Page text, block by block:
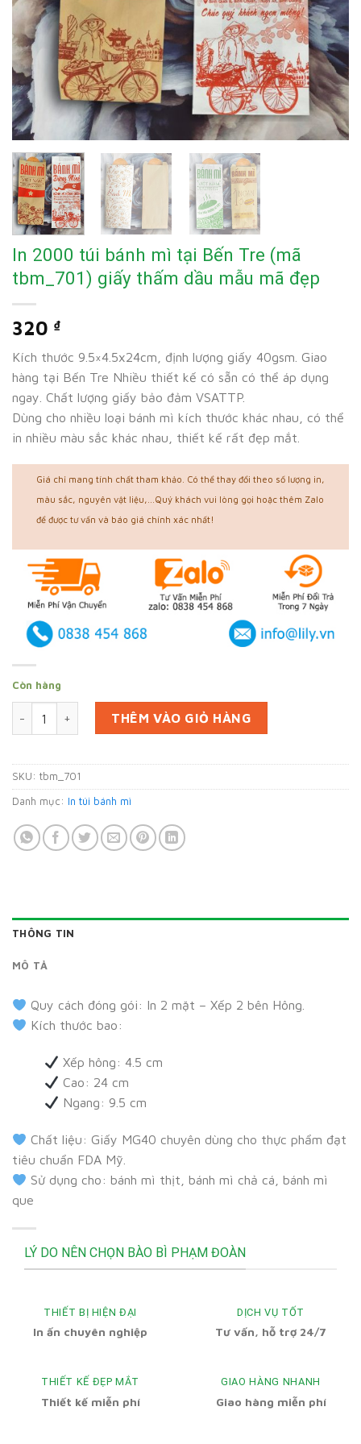
In 2000 túi bánh mì tại Bến Tre (mã
tbm_701) giấy thấm dầu mẫu mã đẹp
320 ₫
Kích thước 9.5×4.5x24cm, định lượng giấy 40gsm. Giao
hàng tại Bến Tre Nhiều thiết kế có sẵn có thể áp dụng
ngay. Chất lượng giấy bảo đảm VSATTP.
Dùng cho nhiều loại bánh mì kích thước khác nhau, có thể
in nhiều màu sắc khác nhau, thiết kế rất đẹp mắt.
Giá chỉ mang tính chất tham khảo. Có thể thay đổi theo số lượng in,
màu sắc, nguyên vật liệu,...Quý khách vui lòng gọi hoặc thêm Zalo
để được tư vấn và báo giá chính xác nhất!
Còn hàng
In 2000 túi bánh mì tại Bến Tre (mã tbm_701) giấy thấm
THÊM VÀO GIỎ HÀNG
SKU: tbm_701
Danh mục: In túi bánh mì
THÔNG TIN
MÔ TẢ
Quy cách đóng gói: In 2 mặt – Xếp 2 bên Hông.
Kích thước bao:
Xếp hông: 4.5 cm
Cao: 24 cm
Ngang: 9.5 cm
Chất liệu: Giấy MG40 chuyên dùng cho thực phẩm đạt
tiêu chuẩn FDA Mỹ.
Sử dụng cho: bánh mì thịt, bánh mì chả cá, bánh mì
que
LÝ DO NÊN CHỌN BÀO BÌ PHẠM ĐOÀN
THIẾT BỊ HIỆN ĐẠI
In ấn chuyên nghiệp
DỊCH VỤ TỐT
Tư vấn, hỗ trợ 24/7
THIẾT KẾ ĐẸP MẮT
Thiết kế miễn phí
GIAO HÀNG NHANH
Giao hàng miễn phí